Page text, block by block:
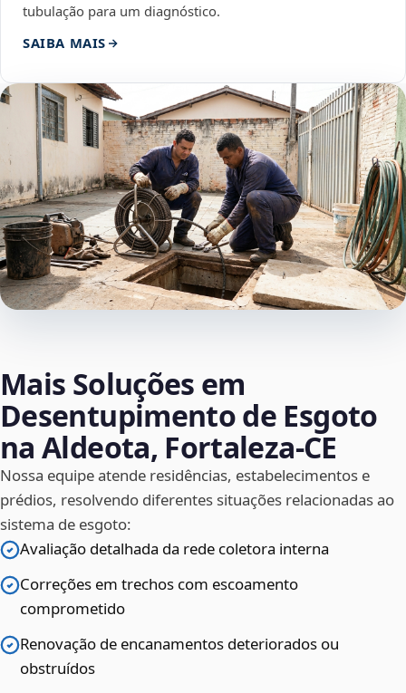
tubulação para um diagnóstico.
SAIBA MAIS
Mais Soluções em
Desentupimento de Esgoto
na Aldeota, Fortaleza‑CE
Nossa equipe atende residências, estabelecimentos e
prédios, resolvendo diferentes situações relacionadas ao
sistema de esgoto:
Avaliação detalhada da rede coletora interna
Correções em trechos com escoamento
comprometido
Renovação de encanamentos deteriorados ou
obstruídos